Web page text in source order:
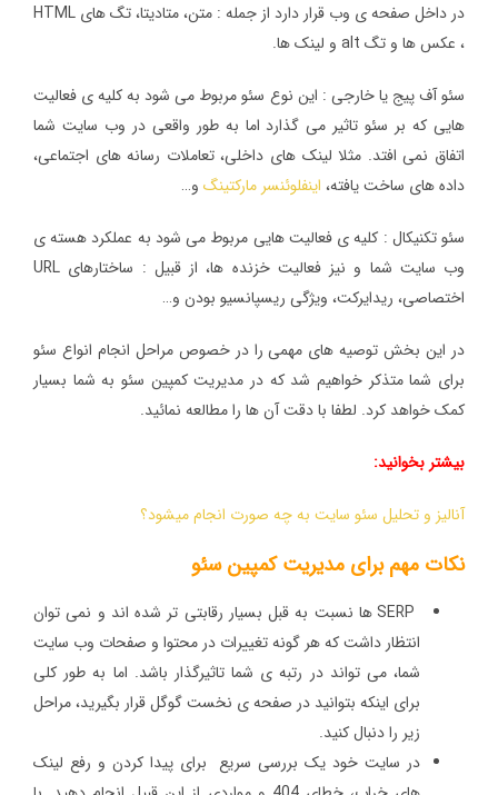
در داخل صفحه ی وب قرار دارد از جمله : متن، متادیتا، تگ های HTML
، عکس ها و تگ alt و لینک ها.
سئو آف پیج یا خارجی : این نوع سئو مربوط می شود به کلیه ی فعالیت
هایی که بر سئو تاثیر می گذارد اما به طور واقعی در وب سایت شما
اتفاق نمی افتد. مثلا لینک های داخلی، تعاملات رسانه های اجتماعی،
داده های ساخت یافته، اینفلوئنسر مارکتینگ و…
سئو تکنیکال : کلیه ی فعالیت هایی مربوط می شود به عملکرد هسته ی
وب سایت شما و نیز فعالیت خزنده ها، از قبیل : ساختارهای URL
اختصاصی، ریدایرکت، ویژگی ریسپانسیو بودن و…
در این بخش توصیه های مهمی را در خصوص مراحل انجام انواع سئو
برای شما متذکر خواهیم شد که در مدیریت کمپین سئو به شما بسیار
کمک خواهد کرد. لطفا با دقت آن ها را مطالعه نمائید.
بیشتر بخوانید:
آنالیز و تحلیل سئو سایت به چه صورت انجام میشود؟
نکات مهم برای مدیریت کمپین سئو
SERP ها نسبت به قبل بسیار رقابتی تر شده اند و نمی توان
انتظار داشت که هر گونه تغییرات در محتوا و صفحات وب سایت
شما، می تواند در رتبه ی شما تاثیرگذار باشد. اما به طور کلی
برای اینکه بتوانید در صفحه ی نخست گوگل قرار بگیرید، مراحل
زیر را دنبال کنید.
در سایت خود یک بررسی سریع برای پیدا کردن و رفع لینک